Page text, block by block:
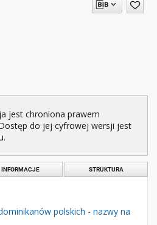
jest chroniona prawem
do jej cyfrowej wersji jest
INFORMACJE STRUKTURA
polskich - nazwy na